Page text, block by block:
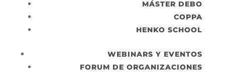
MÁSTER DEBO
COPPA
HENKO SCHOOL
WEBINARS Y EVENTOS
FORUM DE ORGANIZACIONES